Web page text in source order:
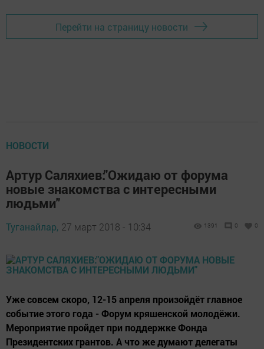
Перейти на страницу новости
НОВОСТИ
Артур Саляхиев:"Ожидаю от форума
новые знакомства с интересными
людьми"
Туганайлар, 27 март 2018 - 10:34 1391 0 0
Уже совсем скоро, 12-15 апреля произойдёт главное
событие этого года - Форум кряшенской молодёжи.
Мероприятие пройдет при поддержке Фонда
Президентских грантов. А что же думают делегаты